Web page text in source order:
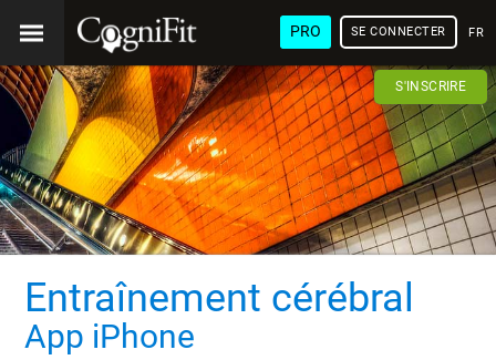
PRO SE CONNECTER
S'INSCRIRE
Entraînement cérébral
App iPhone